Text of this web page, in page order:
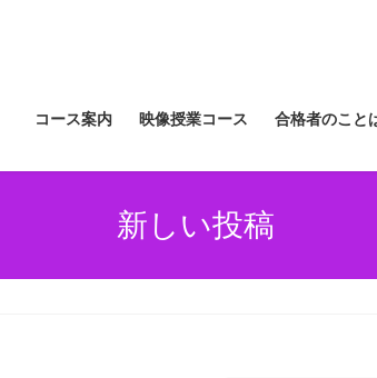
コース案内 映像授業コース 合格者のこと
新しい投稿